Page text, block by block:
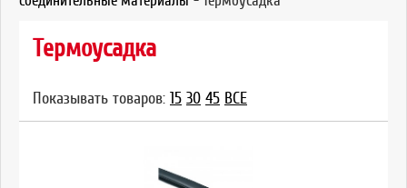
Термоусадка
Показывать товаров: 15 30 45 ВСЕ